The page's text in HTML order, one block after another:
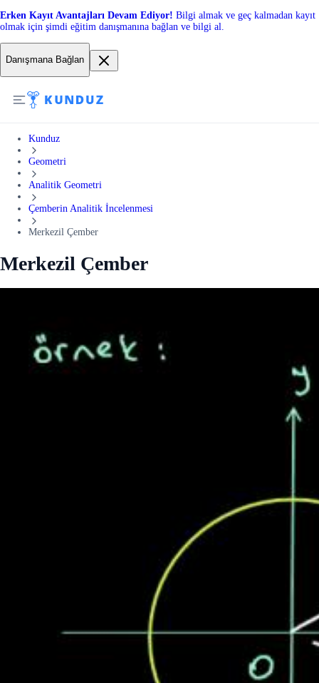
Erken Kayıt Avantajları Devam Ediyor! Bilgi almak ve geç kalmadan kayıt
olmak için şimdi eğitim danışmanına bağlan ve bilgi al.
Danışmana Bağlan
Kunduz
Geometri
Analitik Geometri
Çemberin Analitik İncelenmesi
Merkezil Çember
Merkezil Çember